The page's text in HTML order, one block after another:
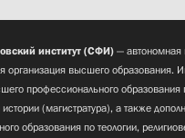
институт (СФИ) —
организация высшего образования.
профессионального образования
(магистратура), а также
образования по теологии,